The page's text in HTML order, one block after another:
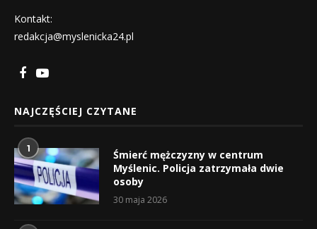
Kontakt:
redakcja@myslenicka24.pl
NAJCZĘŚCIEJ CZYTANE
1
Śmierć mężczyzny w centrum
Myślenic. Policja zatrzymała dwie
osoby
30 maja 2026